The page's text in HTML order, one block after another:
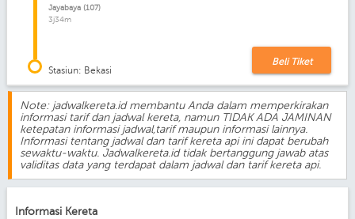
Jayabaya (107)
3j34m
Stasiun: Bekasi
Beli Tiket
Note: jadwalkereta.id membantu Anda dalam memperkirakan
informasi tarif dan jadwal kereta, namun TIDAK ADA JAMINAN
ketepatan informasi jadwal,tarif maupun informasi lainnya.
Informasi tentang jadwal dan tarif kereta api ini dapat berubah
sewaktu-waktu. Jadwalkereta.id tidak bertanggung jawab atas
validitas data yang terdapat dalam jadwal dan tarif kereta api.
Informasi Kereta